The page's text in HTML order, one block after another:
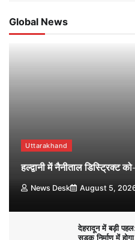
Global News
Uttarakhand
हल्द्वानी में नैनीताल डिस्ट्रिक्ट
News Desk August 5,
देहरादून में बड़ी